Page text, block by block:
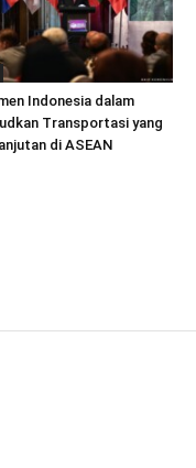
Indonesia dalam
Transportasi yang
di ASEAN